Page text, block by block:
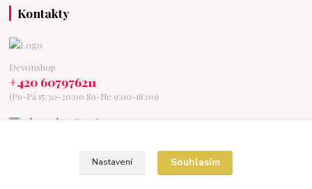
Kontakty
Devonshop
+420 607976211
(Po-Pá 15:30-20:00 So-Ne 9:00-18:00)
devonshop@centrum.cz
Nastavení Souhlasím